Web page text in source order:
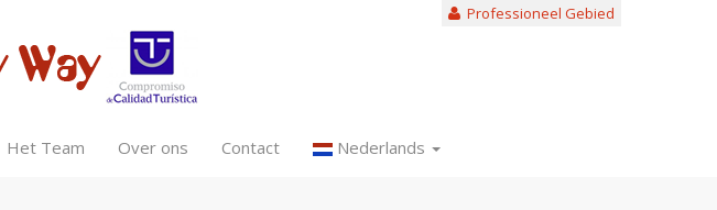
Professioneel Gebied
Het Team Over ons Contact Nederlands